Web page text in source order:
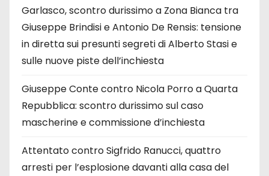
Garlasco, scontro durissimo a Zona Bianca tra
Giuseppe Brindisi e Antonio De Rensis: tensione
in diretta sui presunti segreti di Alberto Stasi e
sulle nuove piste dell’inchiesta
Giuseppe Conte contro Nicola Porro a Quarta
Repubblica: scontro durissimo sul caso
mascherine e commissione d’inchiesta
Attentato contro Sigfrido Ranucci, quattro
arresti per l’esplosione davanti alla casa del